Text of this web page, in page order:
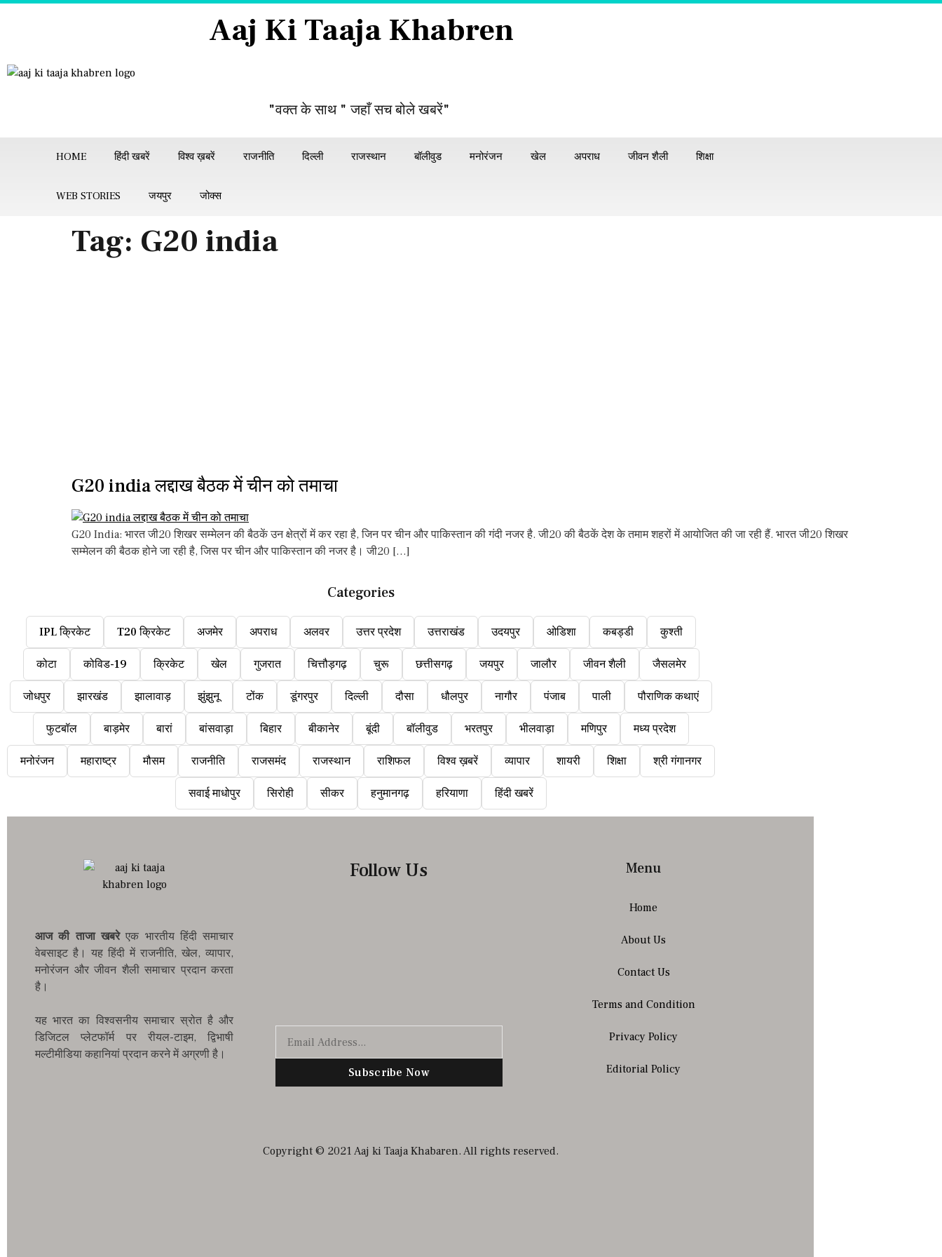
Aaj Ki Taaja Khabren
"वक्त के साथ " जहाँ सच बोले खबरें"
HOME हिंदी खबरें विश्व ख़बरें राजनीति दिल्ली राजस्थान बॉलीवुड मनोरंजन खेल अपराध जीवन शैली शिक्षा
WEB STORIES जयपुर जोक्स
Tag: G20 india
G20 india लद्दाख बैठक में चीन को तमाचा
G20 India: भारत जी20 शिखर सम्मेलन की बैठकें उन क्षेत्रों में कर रहा है, जिन पर चीन और पाकिस्तान की गंदी नजर है. जी20 की बैठकें देश के तमाम शहरों में आयोजित की जा रही हैं. भारत जी20 शिखर
सम्मेलन की बैठक होने जा रही है, जिस पर चीन और पाकिस्तान की नजर है। जी20 […]
Categories
IPL क्रिकेट T20 क्रिकेट अजमेर अपराध अलवर उत्तर प्रदेश उत्तराखंड उदयपुर ओडिशा कबड्डी कुश्ती
कोटा कोविड-19 क्रिकेट खेल गुजरात चित्तौड़गढ़ चुरू छत्तीसगढ़ जयपुर जालौर जीवन शैली जैसलमेर
जोधपुर झारखंड झालावाड़ झुंझुनू टोंक डूंगरपुर दिल्ली दौसा धौलपुर नागौर पंजाब पाली पौराणिक कथाएं
फुटबॉल बाड़मेर बारां बांसवाड़ा बिहार बीकानेर बूंदी बॉलीवुड भरतपुर भीलवाड़ा मणिपुर मध्य प्रदेश
मनोरंजन महाराष्ट्र मौसम राजनीति राजसमंद राजस्थान राशिफल विश्व ख़बरें व्यापार शायरी शिक्षा श्री गंगानगर
सवाई माधोपुर सिरोही सीकर हनुमानगढ़ हरियाणा हिंदी खबरें
आज की ताजा खबरेएक भारतीय हिंदी समाचार
वेबसाइट है। यह हिंदी में राजनीति, खेल, व्यापार,
मनोरंजन और जीवन शैली समाचार प्रदान करता
है।
यह भारत का विश्वसनीय समाचार स्रोत है और
डिजिटल प्लेटफॉर्म पर रीयल-टाइम, द्विभाषी
मल्टीमीडिया कहानियां प्रदान करने में अग्रणी है।
Follow Us
Subscribe Now
Menu
Home
About Us
Contact Us
Terms and Condition
Privacy Policy
Editorial Policy
Copyright © 2021 Aaj ki Taaja Khabaren. All rights reserved.